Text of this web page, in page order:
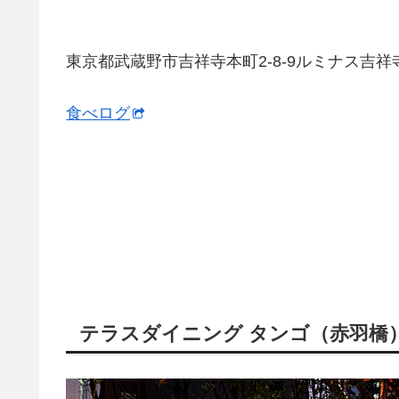
東京都武蔵野市吉祥寺本町2-8-9ルミナス吉祥
食べログ
テラスダイニング タンゴ（赤羽橋